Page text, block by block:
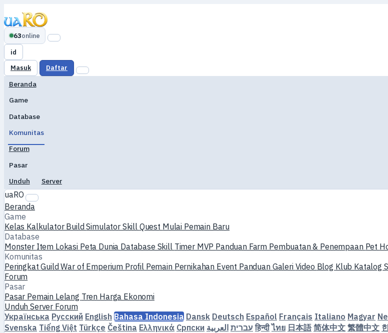
63online
id
Masuk Daftar
Beranda
Game
Database
Komunitas
Forum
Pasar
Unduh
Server
uaRO
Beranda
Game
Kelas Kalkulator BuildSimulator Skill Quest Mulai Pemain Baru
Database
Monster Item Lokasi Peta Dunia Database Skill Timer MVP Panduan Farm Pembuatan & Penempaan Pet
Komunitas
PeringkatGuildWar of Emperium Profil Pemain Pernikahan Event Panduan Galeri Video Blog Klub Katalog
Forum
Pasar
Pasar Pemain Lelang Tren Harga Ekonomi
UnduhServer Forum
Українська Русский English Bahasa Indonesia Dansk Deutsch Español Français Italiano Magyar
Svenska Tiếng Việt Türkçe Čeština Ελληνικά Српски עברית العربية हिन्दी ไทย 日本語 简体中文 繁體中文